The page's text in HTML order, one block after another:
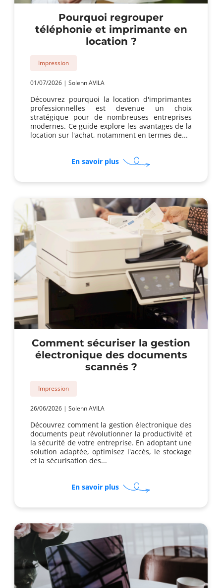
Pourquoi regrouper
téléphonie et imprimante en
location ?
Impression
01/07/2026 | Solenn AVILA
Découvrez pourquoi la location d'imprimantes
professionnelles est devenue un choix
stratégique pour de nombreuses entreprises
modernes. Ce guide explore les avantages de la
location sur l'achat, notamment en termes de...
En savoir plussur
Pourquoi
et
imprimante
en
location
Comment sécuriser la gestion
électronique des documents
scannés ?
Impression
26/06/2026 | Solenn AVILA
Découvrez comment la gestion électronique des
documents peut révolutionner la productivité et
la sécurité de votre entreprise. En adoptant une
solution adaptée, optimisez l'accès, le stockage
et la sécurisation des...
En savoir plussur
Comment
gestion
des
documents
scannés
?